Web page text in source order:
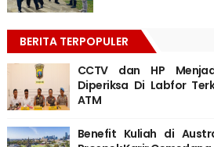
BERITA TERPOPULER
CCTV dan HP
Diperiksa Di Labfor
ATM
Benefit Kuliah di